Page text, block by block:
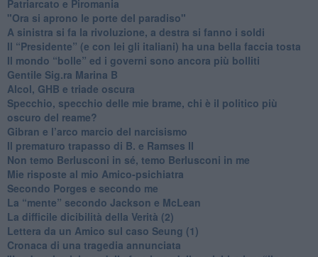
​Patriarcato e Piromania
"Ora si aprono le porte del paradiso"
​A sinistra si fa la rivoluzione, a destra si fanno i soldi
​Il “Presidente” (e con lei gli italiani) ha una bella faccia tosta
​Il mondo “bolle” ed i governi sono ancora più bolliti
​Gentile Sig.ra Marina B
​Alcol, GHB e triade oscura
​Specchio, specchio delle mie brame, chi è il politico più
oscuro del reame?
​Gibran e l’arco marcio del narcisismo
​Il prematuro trapasso di B. e Ramses II
​Non temo Berlusconi in sé, temo Berlusconi in me
​Mie risposte al mio Amico-psichiatra
​Secondo Porges e secondo me
​La “mente” secondo Jackson e McLean
La difficile dicibilità della Verità (2)
​Lettera da un Amico sul caso Seung (1)
​Cronaca di una tragedia annunciata